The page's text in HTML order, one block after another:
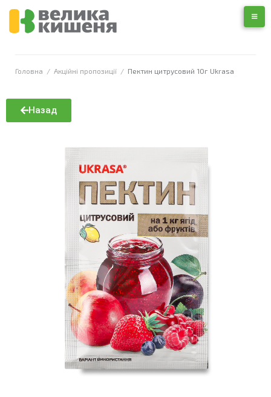
Головна / Акційні пропозиції / Пектин цитрусовий 10г Ukrasa
Назад